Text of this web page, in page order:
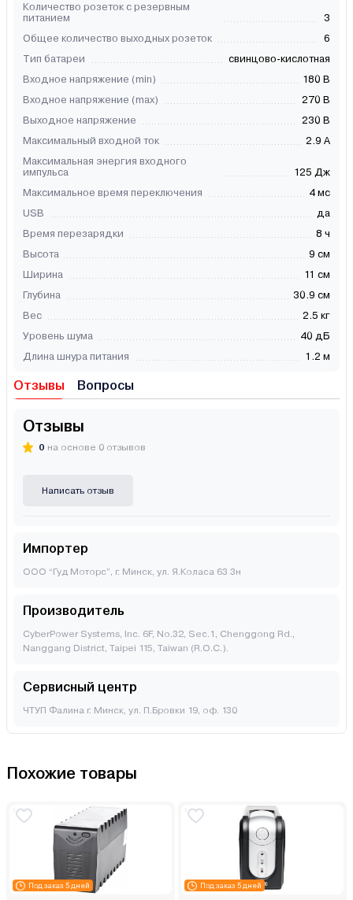
Количество розеток с резервным
питанием
3
Общее количество выходных розеток
6
Тип батареи
свинцово-кислотная
Входное напряжение (min)
180 В
Входное напряжение (max)
270 В
Выходное напряжение
230 В
Максимальный входной ток
2.9 A
Максимальная энергия входного
импульса
125 Дж
Максимальное время переключения
4 мс
USB
да
Время перезарядки
8 ч
Высота
9 см
Ширина
11 см
Глубина
30.9 см
Вес
2.5 кг
Уровень шума
40 дБ
Длина шнура питания
1.2 м
Отзывы Вопросы
Отзывы
0 на основе 0 отзывов
Написать отзыв
Импортер
ООО “Гуд Моторс”, г. Минск, ул. Я.Коласа 63 3н
Производитель
CyberPower Systems, Inc. 6F, No.32, Sec.1, Chenggong Rd.,
Nanggang District, Taipei 115, Taiwan (R.O.C.).
Сервисный центр
ЧТУП Фалина г. Минск, ул. П.Бровки 19, оф. 130
Похожие товары
Под заказ 5 дней Под заказ 5 дней